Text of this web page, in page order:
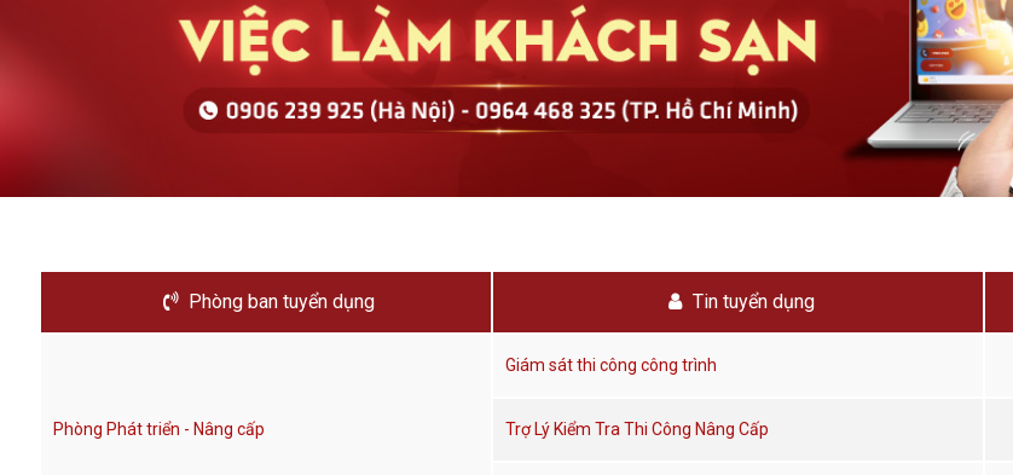
Phòng ban tuyển dụng Tin tuyển dụng
Phòng Phát triển - Nâng cấp
Giám sát thi công công trình
Trợ Lý Kiểm Tra Thi Công Nâng Cấp